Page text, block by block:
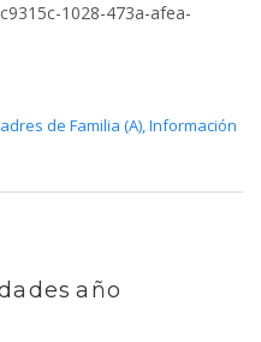
1028-473a-afea-
de Familia (A),Información
año